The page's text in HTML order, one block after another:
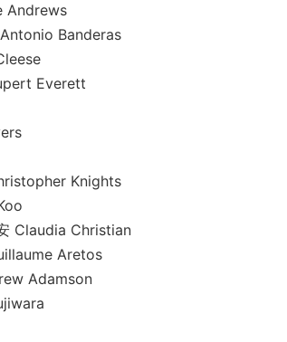
Banderas
Everett
Knights
Christian
Aretos
Adamson